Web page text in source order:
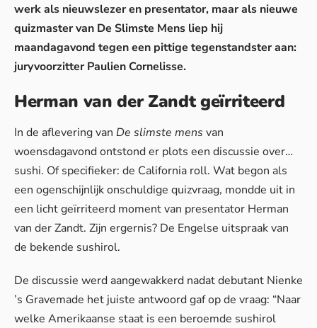
werk als nieuwslezer en presentator, maar als nieuwe
quizmaster van De Slimste Mens liep hij
maandagavond tegen een pittige tegenstandster aan:
juryvoorzitter Paulien Cornelisse.
Herman van der Zandt geïrriteerd
In de aflevering van De slimste mens van
woensdagavond ontstond er plots een discussie over…
sushi. Of specifieker: de California roll. Wat begon als
een ogenschijnlijk onschuldige quizvraag, mondde uit in
een licht geïrriteerd moment van presentator Herman
van der Zandt. Zijn ergernis? De Engelse uitspraak van
de bekende sushirol.
De discussie werd aangewakkerd nadat debutant Nienke
’s Gravemade het juiste antwoord gaf op de vraag: “Naar
welke Amerikaanse staat is een beroemde sushirol